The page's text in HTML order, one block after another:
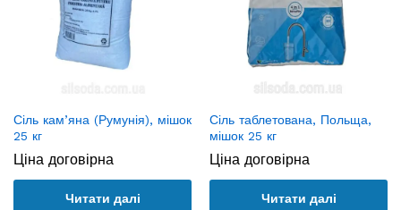
Сіль кам’яна (Румунія), мішок
25 кг
Ціна договірна
Читати далі
Сіль таблетована, Польща,
мішок 25 кг
Ціна договірна
Читати далі